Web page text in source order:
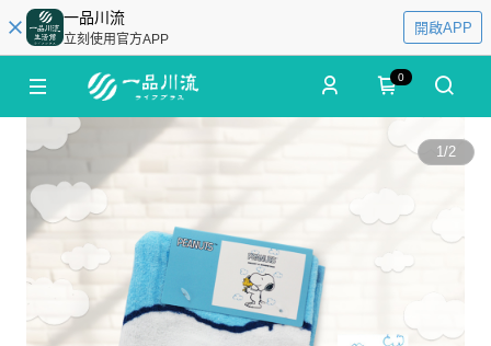
一品川流
立刻使用官方APP
開啟APP
0
1/2